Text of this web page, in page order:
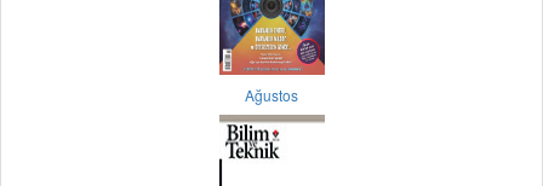
Ağustos